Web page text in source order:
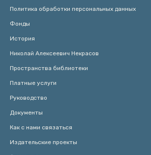
Политика обработки персональных данных
Фонды
История
Николай Алексеевич Некрасов
Пространства библиотеки
Платные услуги
Руководство
Документы
Как с нами связаться
Издательские проекты